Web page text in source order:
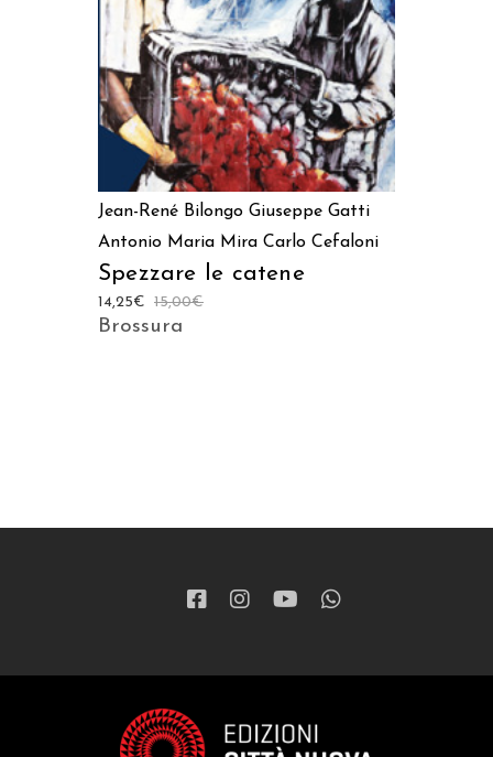
Jean-René Bilongo Giuseppe Gatti
Antonio Maria Mira Carlo Cefaloni
Spezzare le catene
15,00€
14,25€
Brossura